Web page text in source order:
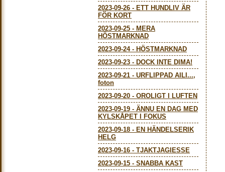
2023-09-26 - ETT HUNDLIV ÄR
FÖR KORT
2023-09-25 - MERA
HÖSTMARKNAD
2023-09-24- HÖSTMARKNAD
2023-09-23 - DOCK INTE DIMA!
2023-09-21 - URFLIPPAD AILI...,
foton
2023-09-20 - OROLIGT I LUFTEN
2023-09-19 - ÄNNU EN DAG MED
KYLSKÅPET I FOKUS
2023-09-18 - EN HÄNDELSERIK
HELG
2023-09-16 - TJAKTJAGIESSE
2023-09-15 - SNABBA KAST